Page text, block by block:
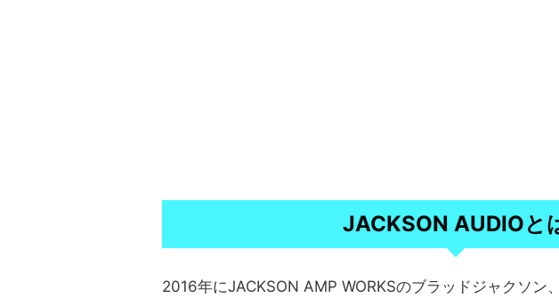
JACKSON AUDIOと
2016年にJACKSON AMP WORKSのブラッドジャクソン